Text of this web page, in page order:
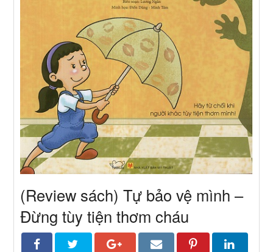
(Review sách) Tự bảo vệ mình –
Đừng tùy tiện thơm cháu